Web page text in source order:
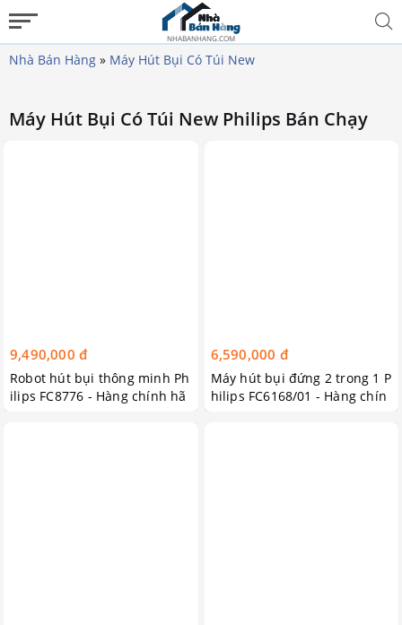
NHABANHANG.COM
Nhà Bán Hàng » Máy Hút Bụi Có Túi New
Máy Hút Bụi Có Túi New Philips Bán Chạy
9,490,000 đ
Robot hút bụi thông minh Ph
ilips FC8776 - Hàng chính hã
6,590,000 đ
Máy hút bụi đứng 2 trong 1 P
hilips FC6168/01 - Hàng chín